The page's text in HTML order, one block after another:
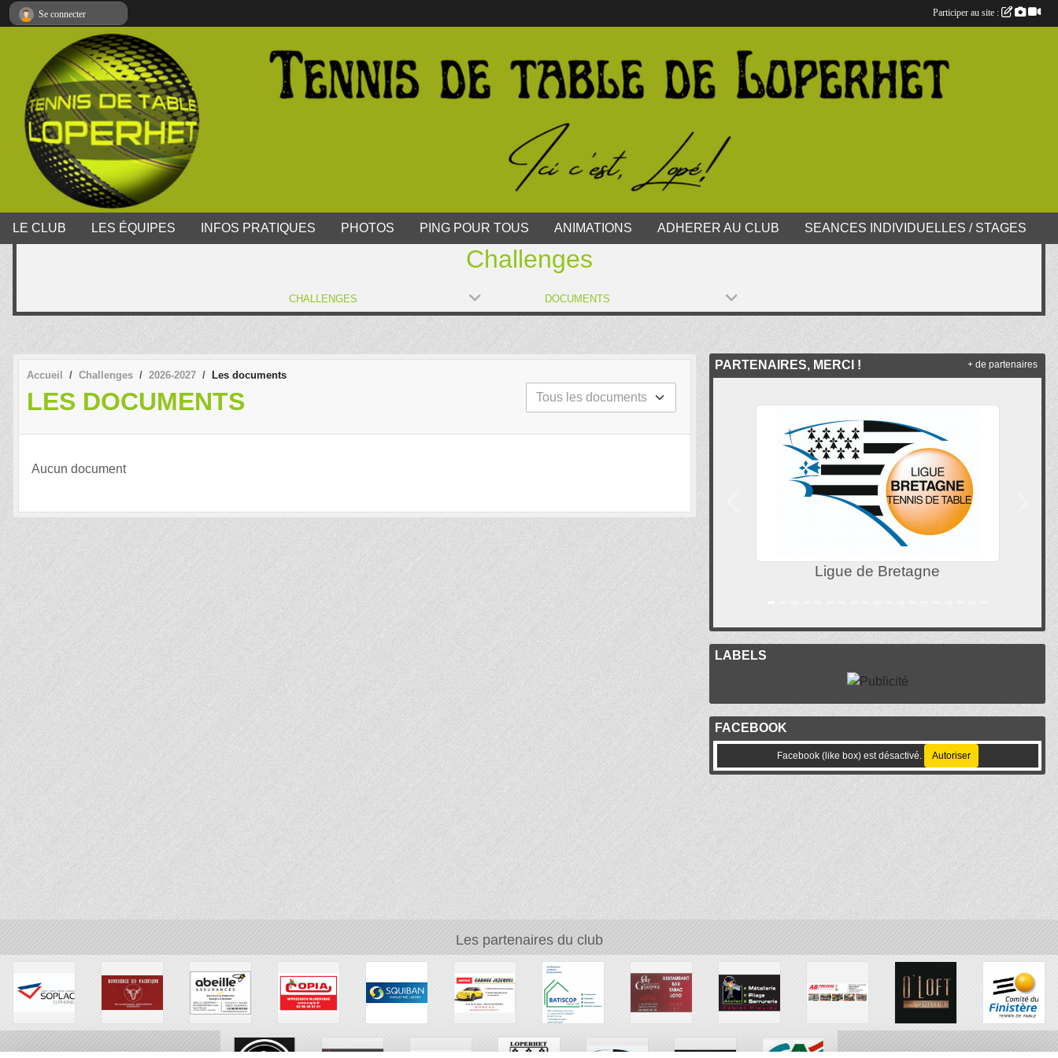
LE CLUB LES ÉQUIPES INFOS PRATIQUES PHOTOS PING POUR TOUS ANIMATIONS ADHERER AU CLUB SEANCES INDIVIDUELLES / STAGES
Challenges
CHALLENGES DOCUMENTS
Accueil Challenges 2026-2027 Les documents
LES DOCUMENTS
Aucun document
PARTENAIRES, MERCI !
Ligue de Bretagne
+ de partenaires
LABELS
FACEBOOK
Facebook (like box) est désactivé. Autoriser
Les partenaires du club
Se connecter Participer au site :
Panneau de gestion des cookies